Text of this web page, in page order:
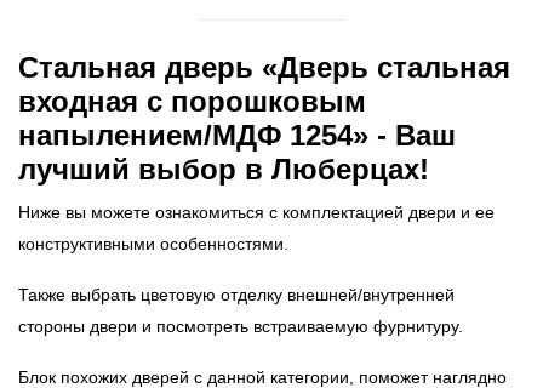
Стальная дверь «Дверь стальная
входная с порошковым
напылением/МДФ 1254» - Ваш
лучший выбор в Люберцах!
Ниже вы можете ознакомиться с комплектацией двери и ее
конструктивными особенностями.
Также выбрать цветовую отделку внешней/внутренней
стороны двери и посмотреть встраиваемую фурнитуру.
Блок похожих дверей с данной категории, поможет наглядно